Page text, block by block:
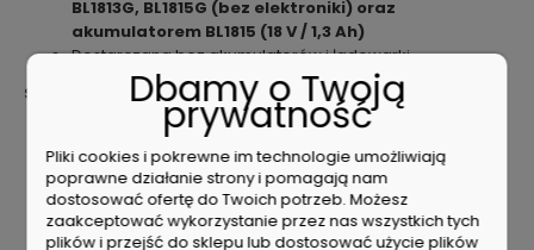
BL1813G, BL1815G (bez elektroniki) oraz
akumulatorem BL1815 (18 V / 1,3 Ah)
Dostarczana bez akumulatorów i ładowarki
Specyfikacja techniczna
Napięcie zasilania: 18 V
Typ akumulatorów: Li-ion
Obsługiwane akumulatory: 1,5 / 2,0 / 3,0 / 4,0 / 5,0 / 6,0
Ah
Prędkość obr. na biegu jałowym: 0 - 18000 obr./min
Dbamy o Twoją
prywatność
Pliki cookies i pokrewne im technologie umożliwiają
poprawne działanie strony i pomagają nam
dostosować ofertę do Twoich potrzeb. Możesz
zaakceptować wykorzystanie przez nas wszystkich tych
plików i przejść do sklepu lub dostosować użycie plików